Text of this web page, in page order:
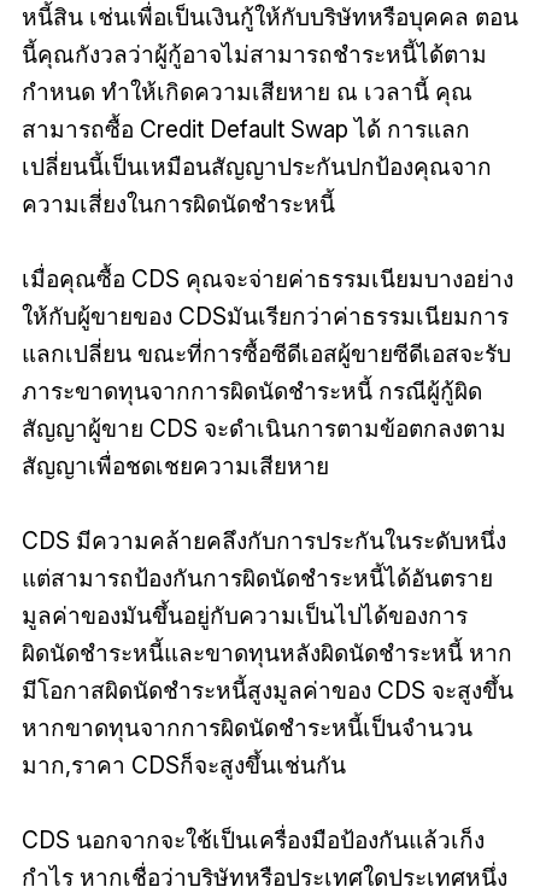
หนี้สิน เช่นเพื่อเป็นเงินกู้ให้กับบริษัทหรือบุคคล ตอน
นี้คุณกังวลว่าผู้กู้อาจไม่สามารถชำระหนี้ได้ตาม
กำหนด ทำให้เกิดความเสียหาย ณ เวลานี้ คุณ
สามารถซื้อ Credit Default Swap ได้ การแลก
เปลี่ยนนี้เป็นเหมือนสัญญาประกันปกป้องคุณจาก
ความเสี่ยงในการผิดนัดชำระหนี้
เมื่อคุณซื้อ CDS คุณจะจ่ายค่าธรรมเนียมบางอย่าง
ให้กับผู้ขายของ CDSมันเรียกว่าค่าธรรมเนียมการ
แลกเปลี่ยน ขณะที่การซื้อซีดีเอสผู้ขายซีดีเอสจะรับ
ภาระขาดทุนจากการผิดนัดชำระหนี้ กรณีผู้กู้ผิด
สัญญาผู้ขาย CDS จะดำเนินการตามข้อตกลงตาม
สัญญาเพื่อชดเชยความเสียหาย
CDS มีความคล้ายคลึงกับการประกันในระดับหนึ่ง
แต่สามารถป้องกันการผิดนัดชำระหนี้ได้อันตราย
มูลค่าของมันขึ้นอยู่กับความเป็นไปได้ของการ
ผิดนัดชำระหนี้และขาดทุนหลังผิดนัดชำระหนี้ หาก
มีโอกาสผิดนัดชำระหนี้สูงมูลค่าของ CDS จะสูงขึ้น
หากขาดทุนจากการผิดนัดชำระหนี้เป็นจำนวน
มาก,ราคา CDSก็จะสูงขึ้นเช่นกัน
CDS นอกจากจะใช้เป็นเครื่องมือป้องกันแล้วเก็ง
กำไร หากเชื่อว่าบริษัทหรือประเทศใดประเทศหนึ่ง